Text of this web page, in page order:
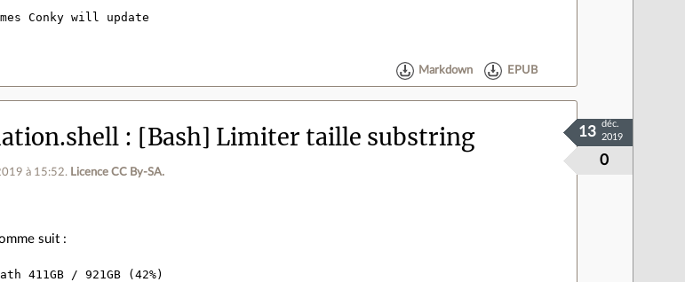
Conky will update
Markdown EPUB
[Bash] Limiter taille substring
à 15:52. Licence CC By‑SA.
0
13
déc.
2019
suit :
411GB / 921GB (42%)